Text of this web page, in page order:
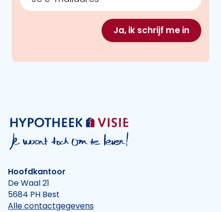
Ja, ik schrijf me in
Hoofdkantoor
De Waal 21
5684 PH Best
Alle contactgegevens